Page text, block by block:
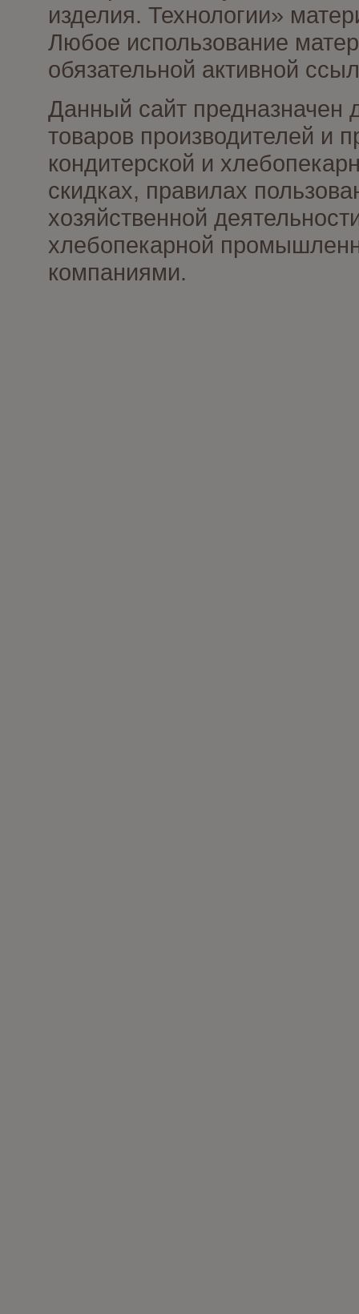
изделия. Технологии»
Любое использование
обязательной активной
Данный сайт предназначен
товаров производителей и
кондитерской и
скидках, правилах
хозяйственной
хлебопекарной
компаниями.